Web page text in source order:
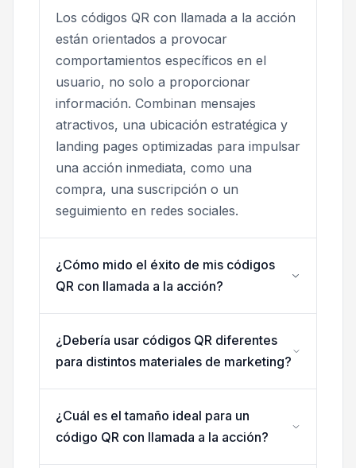
Los códigos QR con llamada a la acción
están orientados a provocar
comportamientos específicos en el
usuario, no solo a proporcionar
información. Combinan mensajes
atractivos, una ubicación estratégica y
landing pages optimizadas para impulsar
una acción inmediata, como una
compra, una suscripción o un
seguimiento en redes sociales.
¿Cómo mido el éxito de mis códigos
QR con llamada a la acción?
¿Debería usar códigos QR diferentes
para distintos materiales de marketing?
¿Cuál es el tamaño ideal para un
código QR con llamada a la acción?